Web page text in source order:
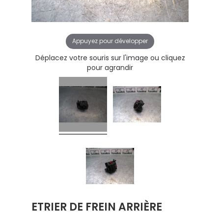
Appuyez pour développer
Déplacez votre souris sur l'image ou cliquez
pour agrandir
ETRIER DE FREIN ARRIÈRE